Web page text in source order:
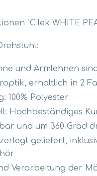
"Cilek WHITE
und Armlehnen
erhältlich in 2
100% Polyester
Hochbeständiges
und um 360 Grad
zerlegt geliefert,
Verarbeitung der